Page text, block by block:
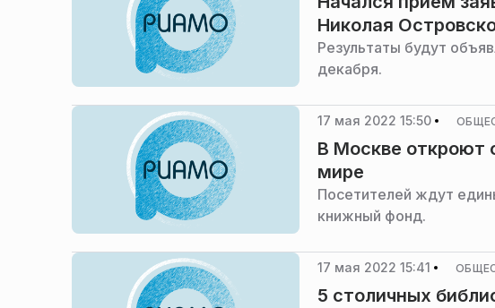
Николая
Результаты будут
декабря.
17 мая 2022 15:50
В Москве откроют
мире
Посетителей ждут
книжный фонд.
17 мая 2022 15:41
5 столичных